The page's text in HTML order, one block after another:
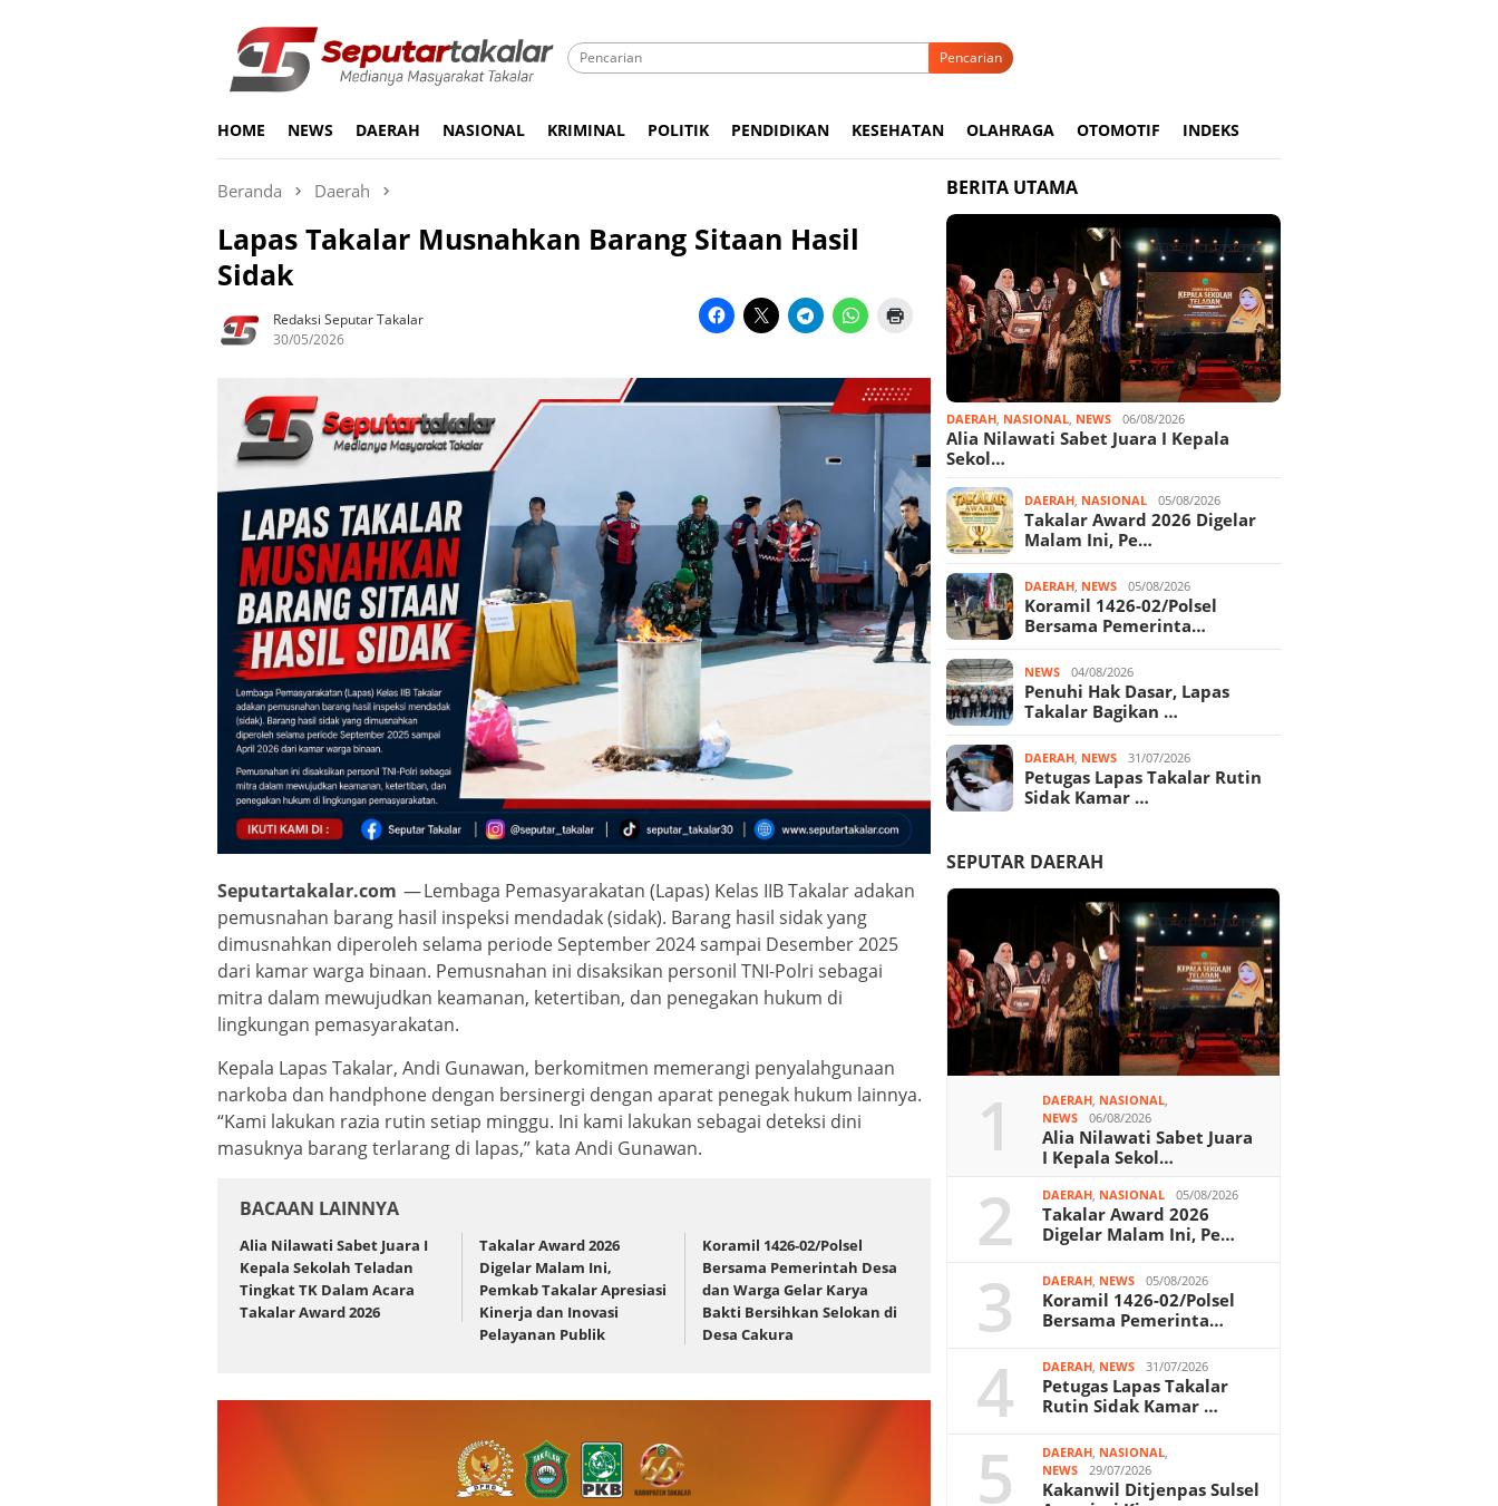
Pencarian
HOME NEWS DAERAH NASIONAL KRIMINAL POLITIK PENDIDIKAN KESEHATAN OLAHRAGA OTOMOTIF INDEKS
Beranda Daerah
Lapas Takalar Musnahkan Barang Sitaan Hasil
Sidak
Redaksi Seputar Takalar
30/05/2026
Seputartakalar.com — Lembaga Pemasyarakatan (Lapas) Kelas IIB Takalar adakan
pemusnahan barang hasil inspeksi mendadak (sidak). Barang hasil sidak yang
dimusnahkan diperoleh selama periode September 2024 sampai Desember 2025
dari kamar warga binaan. Pemusnahan ini disaksikan personil TNI-Polri sebagai
mitra dalam mewujudkan keamanan, ketertiban, dan penegakan hukum di
lingkungan pemasyarakatan.
Kepala Lapas Takalar, Andi Gunawan, berkomitmen memerangi penyalahgunaan
narkoba dan handphone dengan bersinergi dengan aparat penegak hukum lainnya.
“Kami lakukan razia rutin setiap minggu. Ini kami lakukan sebagai deteksi dini
masuknya barang terlarang di lapas,” kata Andi Gunawan.
BACAAN LAINNYA
Alia Nilawati Sabet Juara I
Kepala Sekolah Teladan
Tingkat TK Dalam Acara
Takalar Award 2026
Takalar Award 2026
Digelar Malam Ini,
Pemkab Takalar Apresiasi
Kinerja dan Inovasi
Pelayanan Publik
Koramil 1426-02/Polsel
Bersama Pemerintah Desa
dan Warga Gelar Karya
Bakti Bersihkan Selokan di
Desa Cakura
BERITA UTAMA
DAERAH NASIONAL NEWS 06/08/2026
Alia Nilawati Sabet Juara I Kepala
Sekol…
DAERAH NASIONAL 05/08/2026
Takalar Award 2026 Digelar
Malam Ini, Pe…
DAERAH NEWS 05/08/2026
Koramil 1426-02/Polsel
Bersama Pemerinta…
NEWS 04/08/2026
Penuhi Hak Dasar, Lapas
Takalar Bagikan …
DAERAH NEWS 31/07/2026
Petugas Lapas Takalar Rutin
Sidak Kamar …
SEPUTAR DAERAH
1 DAERAH, NASIONAL,
NEWS
06/08/2026
Alia Nilawati Sabet Juara
I Kepala Sekol…
2 DAERAH, NASIONAL 05/08/2026
Takalar Award 2026
Digelar Malam Ini, Pe…
3 DAERAH, NEWS 05/08/2026
Koramil 1426-02/Polsel
Bersama Pemerinta…
4 DAERAH, NEWS 31/07/2026
Petugas Lapas Takalar
Rutin Sidak Kamar …
5 DAERAH, NASIONAL,
NEWS
29/07/2026
Kakanwil Ditjenpas Sulsel